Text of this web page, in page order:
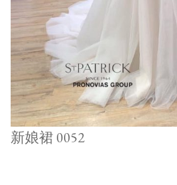
新娘裙 0052